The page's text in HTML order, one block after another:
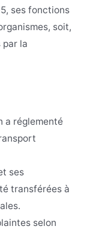
ses fonctions
soit,
la
a réglementé
ses
transférées à
selon